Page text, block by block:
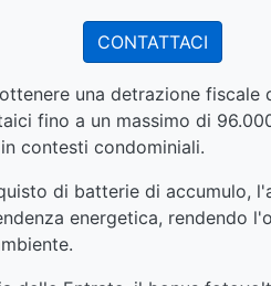
CONTATTACI
una detrazione fiscale
fino a un massimo di
contesti condominiali.
di batterie di accumulo,
energetica, rendendo